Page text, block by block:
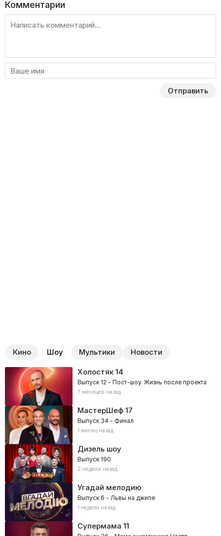
Комментарии
Отправить
Кино Шоу Мультики Новости
Холостяк14
Выпуск 12 - Пост-шоу. Жизнь после проекта
7 месяцев назад
МастерШеф17
Выпуск 34 - Финал
1 месяц назад
Дизель шоу
Выпуск 190
2 недели назад
Угадай мелодию
Выпуск 6 - Львы на джипе
1 неделя назад
Супермама 11